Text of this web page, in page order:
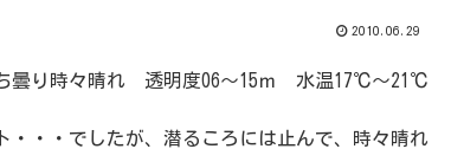
2010.06.29
曇り時々晴れ 透明度06～15ｍ 水温17℃～21℃
・・・でしたが、潜るころには止んで、時々晴れ